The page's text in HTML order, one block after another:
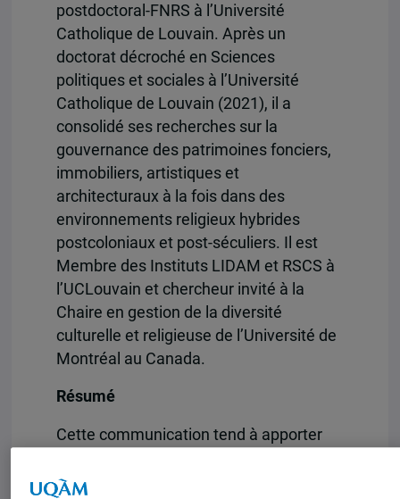
postdoctoral-FNRS à l’Université
Catholique de Louvain. Après un
doctorat décroché en Sciences
politiques et sociales à l’Université
Catholique de Louvain (2021), il a
consolidé ses recherches sur la
gouvernance des patrimoines fonciers,
immobiliers, artistiques et
architecturaux à la fois dans des
environnements religieux hybrides
postcoloniaux et post-séculiers. Il est
Membre des Instituts LIDAM et RSCS à
l’UCLouvain et chercheur invité à la
Chaire en gestion de la diversité
culturelle et religieuse de l’Université de
Montréal au Canada.
Résumé
Cette communication tend à apporter
durabilité que soulève la désaffectation